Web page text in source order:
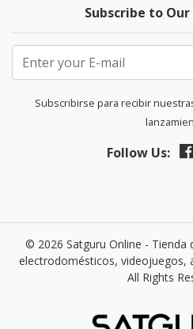
Subscribe to
Subscribirse para recibir
Follow Us:
© 2026 Satguru Online -
electrodomésticos, videojuegos,
All Rights